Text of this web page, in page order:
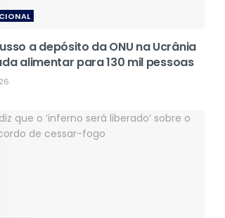
a depósito da ONU na Ucrânia
alimentar para 130 mil pessoas